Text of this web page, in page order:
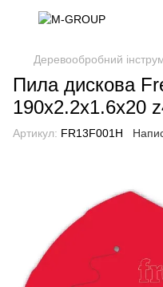
Деревообробний
Пила дискова
190x2.2x1.6x20
Артикул: FR13F001H